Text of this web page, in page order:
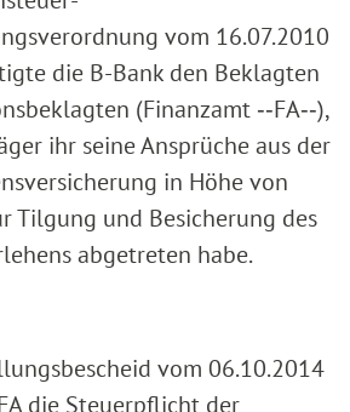
vom 16.07.2010
die B-Bank den Beklagten
(Finanzamt ‑‑FA‑‑),
ihr seine Ansprüche aus der
in Höhe von
Tilgung und Besicherung des
abgetreten habe.
vom 06.10.2014
die Steuerpflicht der